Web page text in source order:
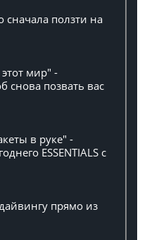
сначала ползти на
мир" -
снова позвать вас
в руке" -
ESSENTIALS с
прямо из